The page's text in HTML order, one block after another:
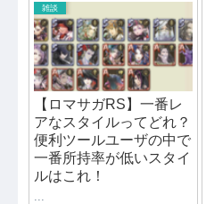
雑談
【ロマサガRS】一番レ
アなスタイルってどれ？
便利ツールユーザの中で
一番所持率が低いスタイ
ルはこれ！